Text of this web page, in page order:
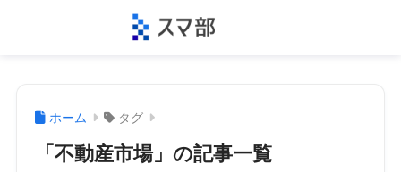
ホーム タグ
「不動産市場」の記事一覧